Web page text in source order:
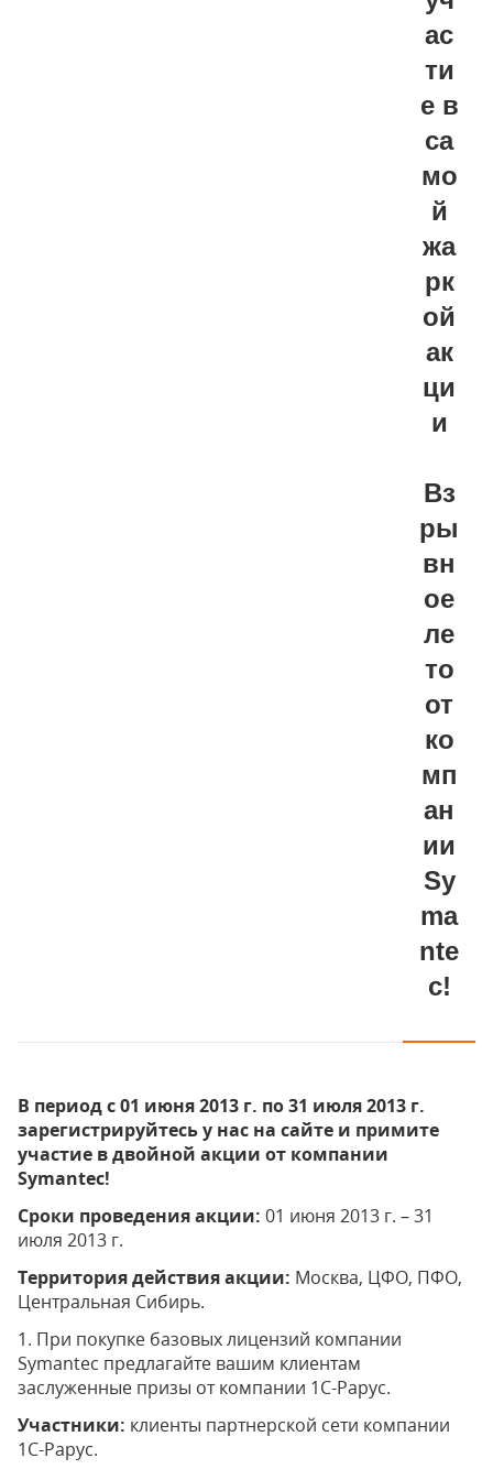
ас
ти
е в
са
мо
й
жа
рк
ой
ак
ци
и
Вз
ры
вн
ое
ле
то
от
ко
мп
ан
ии
Sy
ma
nte
c!
В период с 01 июня 2013 г. по 31 июля 2013 г.
зарегистрируйтесь у нас на сайте и примите
участие в двойной акции от компании
Symantec!
Сроки проведения акции: 01 июня 2013 г. – 31
июля 2013 г.
Территория действия акции: Москва, ЦФО, ПФО,
Центральная Сибирь.
1. При покупке базовых лицензий компании
Symantec предлагайте вашим клиентам
заслуженные призы от компании 1С-Рарус.
Участники: клиенты партнерской сети компании
1С-Рарус.